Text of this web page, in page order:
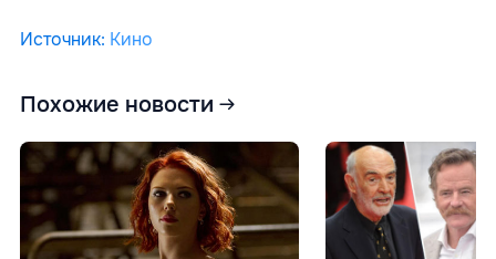
Источник: Кино
Похожие новости